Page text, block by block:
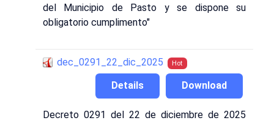
del Municipio de Pasto y se dispone su
obligatorio cumplimento"
dec_0291_22_dic_2025 Hot
Download
Details
Decreto 0291 del 22 de diciembre de 2025